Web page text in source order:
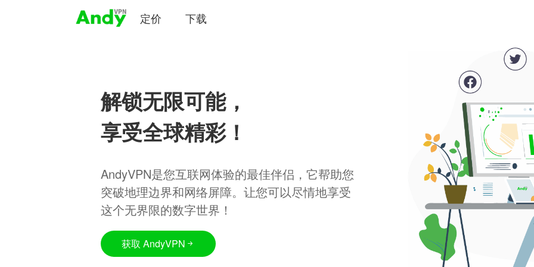
定价 下载
解锁无限可能，
享受全球精彩！
AndyVPN是您互联网体验的最佳伴侣，它帮助您
突破地理边界和网络屏障。让您可以尽情地享受
这个无界限的数字世界！
获取 AndyVPN